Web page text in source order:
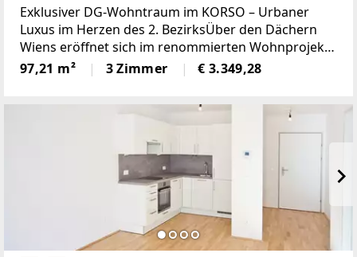
Exklusiver DG-Wohntraum im KORSO – Urbaner
Luxus im Herzen des 2. BezirksÜber den Dächern
Wiens eröffnet sich im renommierten Wohnprojekt
KORSO eine außergewöhnliche
Dachgeschosswohnung, die modernes Design,
97,21 m² 3 Zimmer € 3.349,28